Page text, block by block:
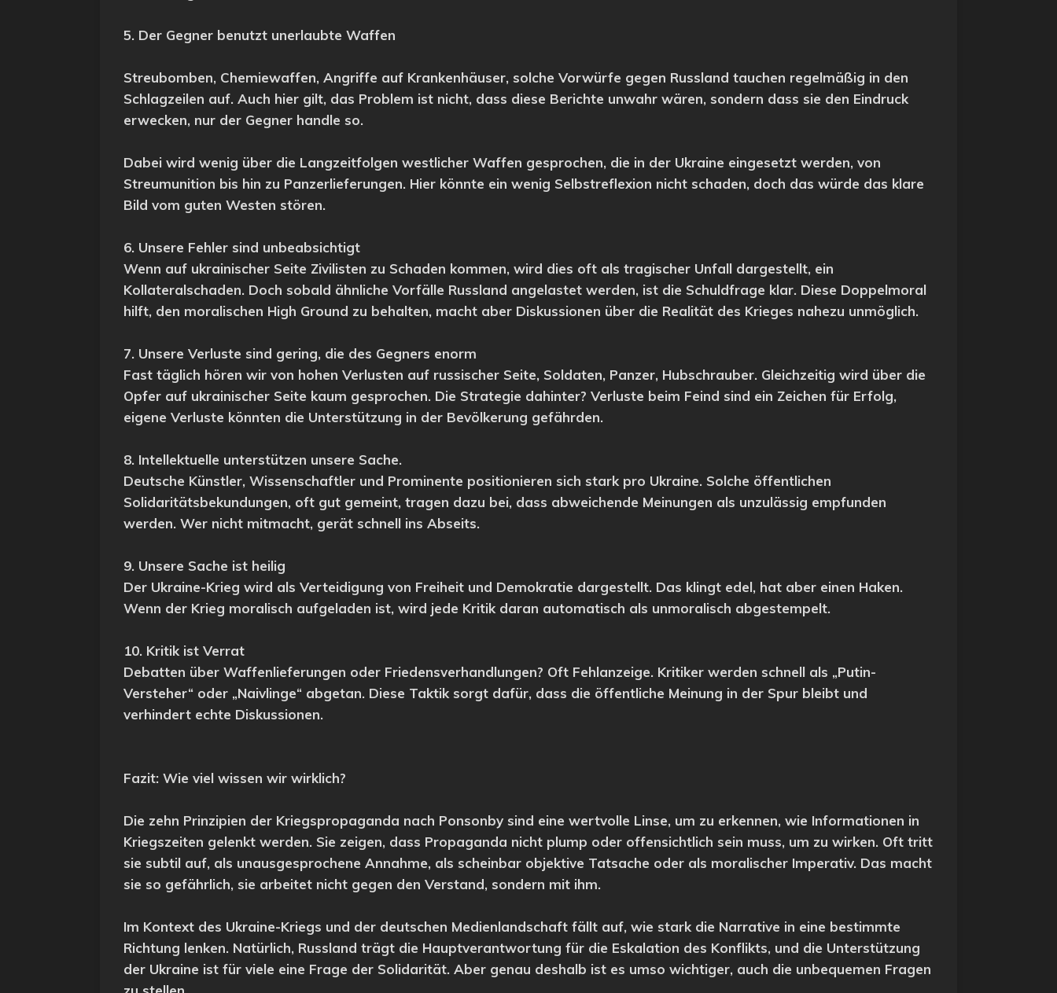
5. Der Gegner benutzt unerlaubte Waffen
Streubomben, Chemiewaffen, Angriffe auf Krankenhäuser, solche Vorwürfe gegen Russland tauchen regelmäßig in den
Schlagzeilen auf. Auch hier gilt, das Problem ist nicht, dass diese Berichte unwahr wären, sondern dass sie den Eindruck
erwecken, nur der Gegner handle so.
Dabei wird wenig über die Langzeitfolgen westlicher Waffen gesprochen, die in der Ukraine eingesetzt werden, von
Streumunition bis hin zu Panzerlieferungen. Hier könnte ein wenig Selbstreflexion nicht schaden, doch das würde das klare
Bild vom guten Westen stören.
6. Unsere Fehler sind unbeabsichtigt
Wenn auf ukrainischer Seite Zivilisten zu Schaden kommen, wird dies oft als tragischer Unfall dargestellt, ein
Kollateralschaden. Doch sobald ähnliche Vorfälle Russland angelastet werden, ist die Schuldfrage klar. Diese Doppelmoral
hilft, den moralischen High Ground zu behalten, macht aber Diskussionen über die Realität des Krieges nahezu unmöglich.
7. Unsere Verluste sind gering, die des Gegners enorm
Fast täglich hören wir von hohen Verlusten auf russischer Seite, Soldaten, Panzer, Hubschrauber. Gleichzeitig wird über die
Opfer auf ukrainischer Seite kaum gesprochen. Die Strategie dahinter? Verluste beim Feind sind ein Zeichen für Erfolg,
eigene Verluste könnten die Unterstützung in der Bevölkerung gefährden.
8. Intellektuelle unterstützen unsere Sache.
Deutsche Künstler, Wissenschaftler und Prominente positionieren sich stark pro Ukraine. Solche öffentlichen
Solidaritätsbekundungen, oft gut gemeint, tragen dazu bei, dass abweichende Meinungen als unzulässig empfunden
werden. Wer nicht mitmacht, gerät schnell ins Abseits.
9. Unsere Sache ist heilig
Der Ukraine-Krieg wird als Verteidigung von Freiheit und Demokratie dargestellt. Das klingt edel, hat aber einen Haken.
Wenn der Krieg moralisch aufgeladen ist, wird jede Kritik daran automatisch als unmoralisch abgestempelt.
10. Kritik ist Verrat
Debatten über Waffenlieferungen oder Friedensverhandlungen? Oft Fehlanzeige. Kritiker werden schnell als „Putin-
Versteher“ oder „Naivlinge“ abgetan. Diese Taktik sorgt dafür, dass die öffentliche Meinung in der Spur bleibt und
verhindert echte Diskussionen.
Fazit: Wie viel wissen wir wirklich?
Die zehn Prinzipien der Kriegspropaganda nach Ponsonby sind eine wertvolle Linse, um zu erkennen, wie Informationen in
Kriegszeiten gelenkt werden. Sie zeigen, dass Propaganda nicht plump oder offensichtlich sein muss, um zu wirken. Oft tritt
sie subtil auf, als unausgesprochene Annahme, als scheinbar objektive Tatsache oder als moralischer Imperativ. Das macht
sie so gefährlich, sie arbeitet nicht gegen den Verstand, sondern mit ihm.
Im Kontext des Ukraine-Kriegs und der deutschen Medienlandschaft fällt auf, wie stark die Narrative in eine bestimmte
Richtung lenken. Natürlich, Russland trägt die Hauptverantwortung für die Eskalation des Konflikts, und die Unterstützung
der Ukraine ist für viele eine Frage der Solidarität. Aber genau deshalb ist es umso wichtiger, auch die unbequemen Fragen